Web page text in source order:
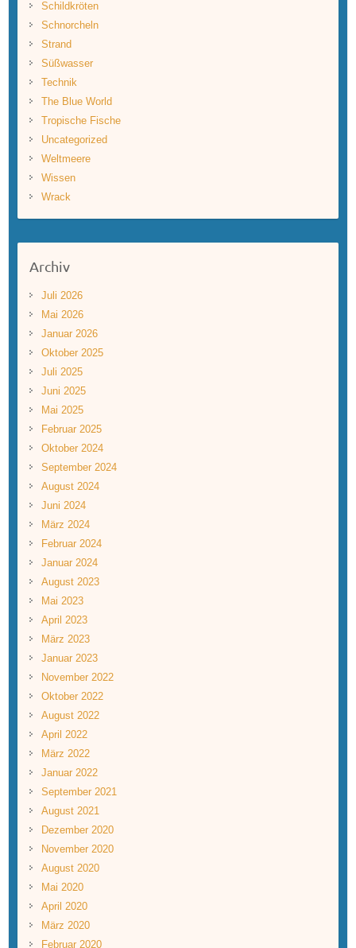
Schildkröten
Schnorcheln
Strand
Süßwasser
Technik
The Blue World
Tropische Fische
Uncategorized
Weltmeere
Wissen
Wrack
Archiv
Juli 2026
Mai 2026
Januar 2026
Oktober 2025
Juli 2025
Juni 2025
Mai 2025
Februar 2025
Oktober 2024
September 2024
August 2024
Juni 2024
März 2024
Februar 2024
Januar 2024
August 2023
Mai 2023
April 2023
März 2023
Januar 2023
November 2022
Oktober 2022
August 2022
April 2022
März 2022
Januar 2022
September 2021
August 2021
Dezember 2020
November 2020
August 2020
Mai 2020
April 2020
März 2020
Februar 2020